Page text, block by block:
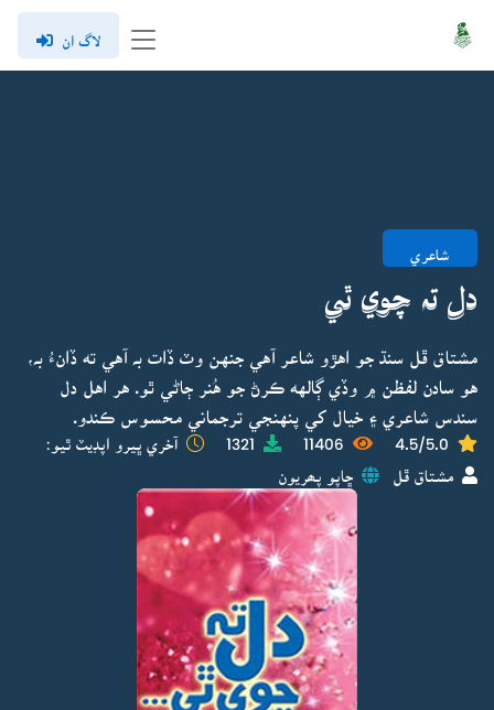
لاگ ان
شاعري
دل تہ چوي ٿي
مشتاق ڦل سنڌ جو اهڙو شاعر آهي جنهن وٽ ڏات بہ آهي ته ڏانءُ بہ،
هو سادن لفظن ۾ وڏي ڳالهه ڪرڻ جو هُنر ڄاڻي ٿو. هر اهل دل
سندس شاعري ۽ خيال کي پنهنجي ترجماني محسوس ڪندو.
4.5/5.0
11406
1321 آخري ڀيرو اپڊيٽ ٿيو:
مشتاق ڦل ڇاپو پھريون